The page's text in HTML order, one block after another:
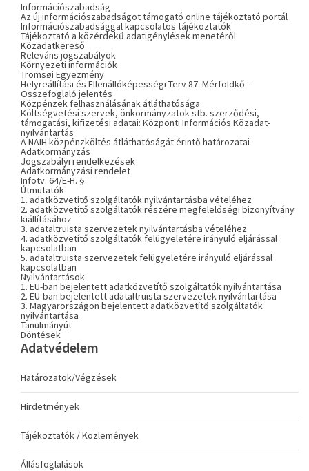
Információszabadság
Az új információszabadságot támogató online tájékoztató portál
Információszabadsággal kapcsolatos tájékoztatók
Tájékoztató a közérdekű adatigénylések menetéről
Közadatkereső
Releváns jogszabályok
Környezeti információk
Tromsøi Egyezmény
Helyreállítási és Ellenállóképességi Terv 87. Mérföldkő -
Összefoglaló jelentés
Közpénzek felhasználásának átláthatósága
Költségvetési szervek, önkormányzatok stb. szerződési,
támogatási, kifizetési adatai: Központi Információs Közadat-
nyilvántartás
A NAIH közpénzköltés átláthatóságát érintő határozatai
Adatkormányzás
Jogszabályi rendelkezések
Adatkormányzási rendelet
Infotv. 64/E-H. §
Útmutatók
1. adatközvetítő szolgáltatók nyilvántartásba vételéhez
2. adatközvetítő szolgáltatók részére megfelelőségi bizonyítvány
kiállításához
3. adataltruista szervezetek nyilvántartásba vételéhez
4. adatközvetítő szolgáltatók felügyeletére irányuló eljárással
kapcsolatban
5. adataltruista szervezetek felügyeletére irányuló eljárással
kapcsolatban
Nyilvántartások
1. EU-ban bejelentett adatközvetítő szolgáltatók nyilvántartása
2. EU-ban bejelentett adataltruista szervezetek nyilvántartása
3. Magyarországon bejelentett adatközvetítő szolgáltatók
nyilvántartása
Tanulmányút
Döntések
Adatvédelem
Határozatok/Végzések
Hirdetmények
Tájékoztatók / Közlemények
Állásfoglalások